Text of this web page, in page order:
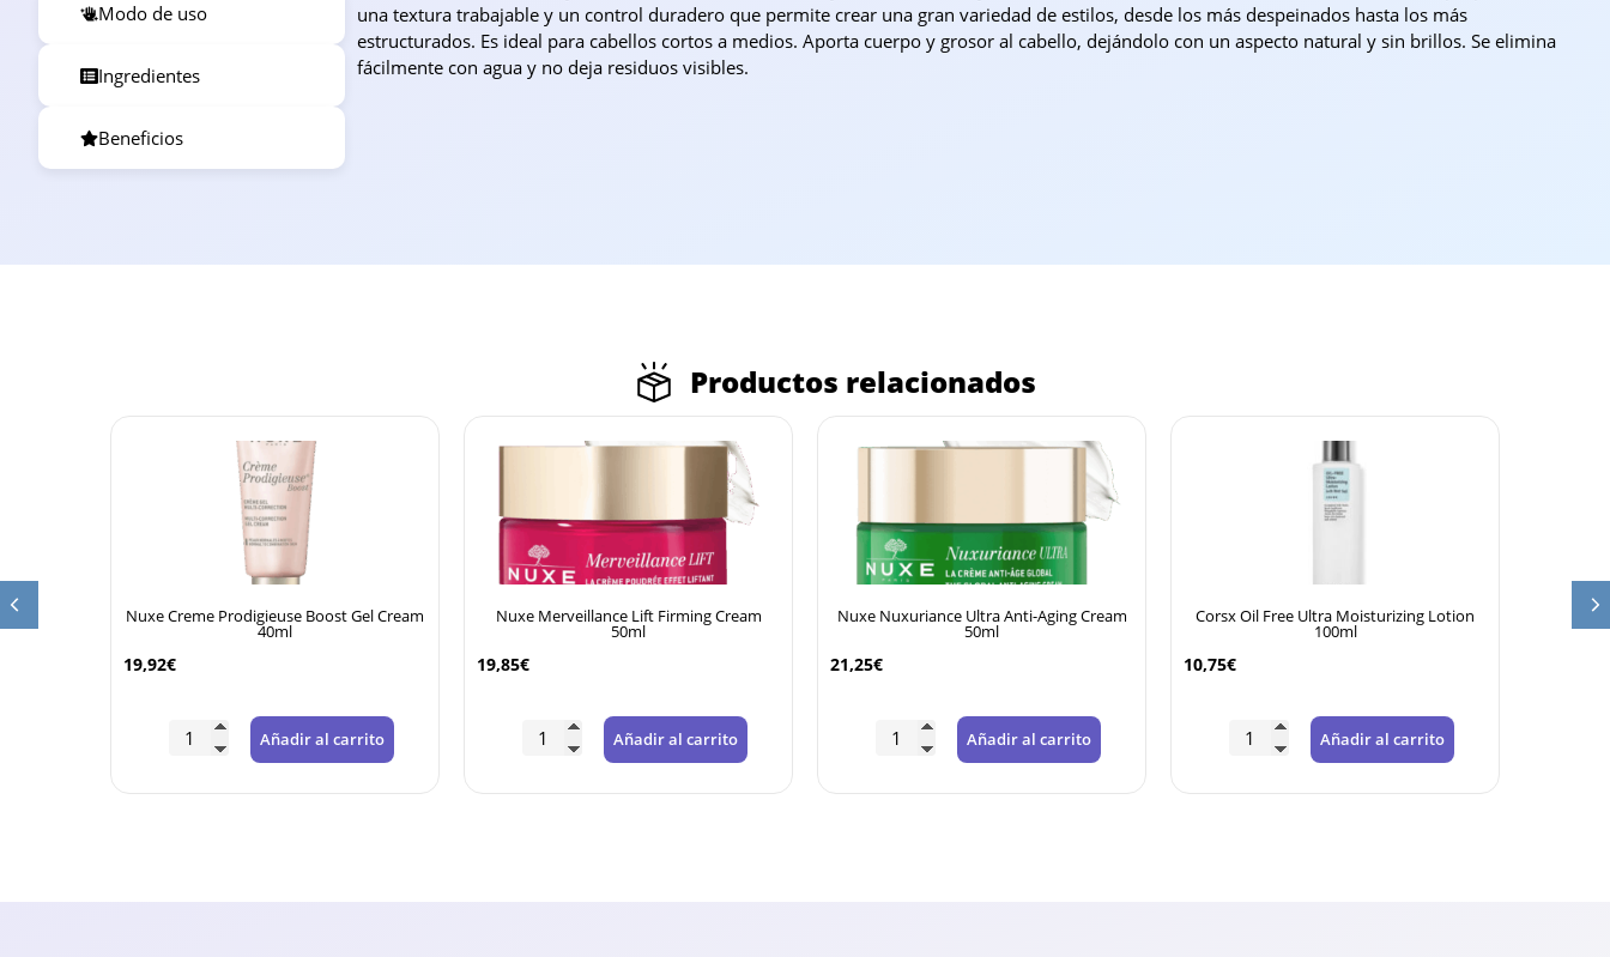
Modo de uso
Ingredientes
Beneficios
una textura trabajable y un control duradero que permite crear una gran variedad de estilos, desde los más despeinados hasta los más
estructurados. Es ideal para cabellos cortos a medios. Aporta cuerpo y grosor al cabello, dejándolo con un aspecto natural y sin brillos. Se elimina
fácilmente con agua y no deja residuos visibles.
Productos relacionados
Nuxe Creme Prodigieuse Boost Gel Cream
40ml
19,92€
Añadir al carrito
Nuxe Merveillance Lift Firming Cream
50ml
19,85€
Añadir al carrito
Nuxe Nuxuriance Ultra Anti-Aging Cream
50ml
21,25€
Añadir al carrito
Corsx Oil Free Ultra Moisturizing Lotion
100ml
10,75€
Añadir al carrito
Toppik
5% DTO PARA PEDIDOS
Descuento automático en tu carrito por compras
superiores a 120€. No acumulable con otros cupones.